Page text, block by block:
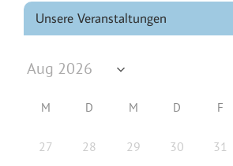
Unsere Veranstaltungen
M D M D F
27 28 29 30 31